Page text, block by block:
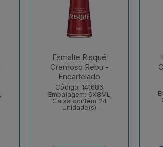
Esmalte Risqué
Cremoso Rebu -
Encartelado
Código: 141686
Embalagem: 6X8ML
Caixa contém 24
unidade(s)